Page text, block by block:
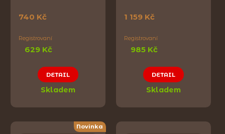
740 Kč
Registrovaní
629 Kč
DETAIL
Skladem
1 159 Kč
Registrovaní
985 Kč
DETAIL
Skladem
Novinka